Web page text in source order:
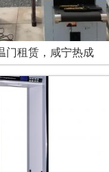
门租赁，咸宁热成